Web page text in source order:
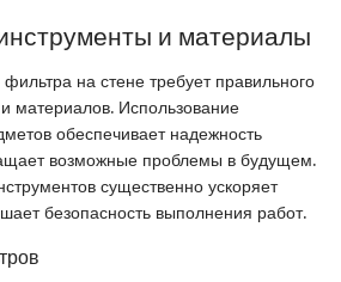
и материалы
на стене требует правильного
материалов. Использование
обеспечивает надежность
возможные проблемы в будущем.
существенно ускоряет
безопасность выполнения работ.